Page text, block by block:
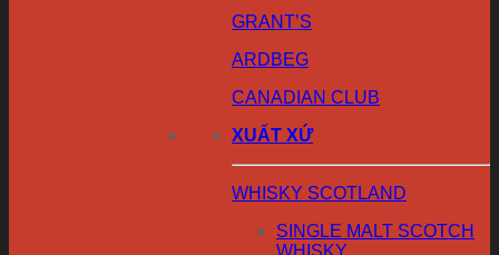
GRANT’S
ARDBEG
CANADIAN CLUB
XUẤT XỨ
WHISKY SCOTLAND
SINGLE MALT SCOTCH
WHISKY